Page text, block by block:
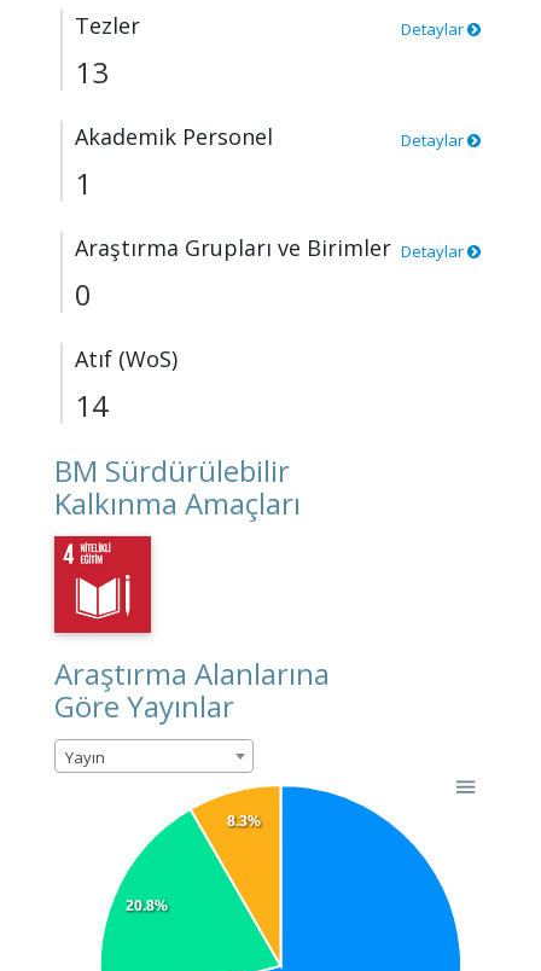
Tezler Detaylar
13
Akademik Personel Detaylar
1
Araştırma Grupları ve Birimler Detaylar
0
Atıf (WoS)
14
BM Sürdürülebilir
Kalkınma Amaçları
Araştırma Alanlarına
Göre Yayınlar
Yayın
20.8%
8.3%